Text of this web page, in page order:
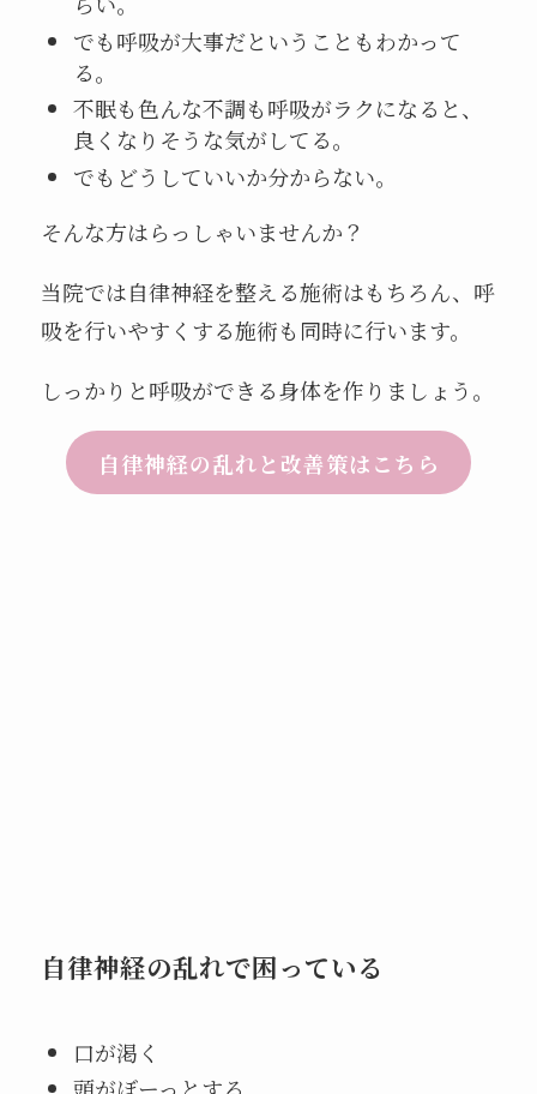
でも呼吸が大事だということもわかって
る。
不眠も色んな不調も呼吸がラクになると、
良くなりそうな気がしてる。
でもどうしていいか分からない。
そんな方はらっしゃいませんか？
当院では自律神経を整える施術はもちろん、呼
吸を行いやすくする施術も同時に行います。
しっかりと呼吸ができる身体を作りましょう。
自律神経の乱れと改善策はこちら
自律神経の乱れで困っている
口が渇く